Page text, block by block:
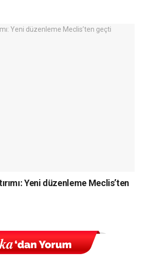
Yeni düzenleme Meclis’ten